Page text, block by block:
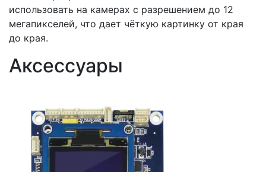
использовать на камерах с разрешением до 12
мегапикселей, что дает чёткую картинку от края
до края.
Аксессуары